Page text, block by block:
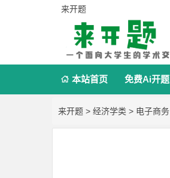
来开题
 本站首页 免费Ai开题
来开题 > 经济学类 > 电子商务